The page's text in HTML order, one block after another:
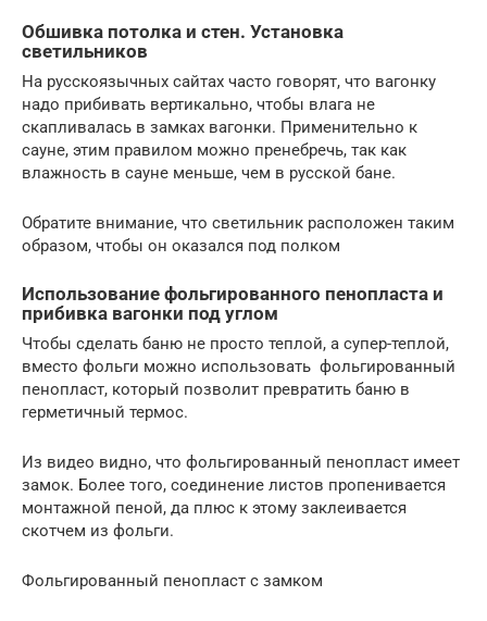
Обшивка потолка и стен. Установка
светильников
На русскоязычных сайтах часто говорят, что вагонку
надо прибивать вертикально, чтобы влага не
скапливалась в замках вагонки. Применительно к
сауне, этим правилом можно пренебречь, так как
влажность в сауне меньше, чем в русской бане.
Обратите внимание, что светильник расположен таким
образом, чтобы он оказался под полком
Использование фольгированного пенопласта и
прибивка вагонки под углом
Чтобы сделать баню не просто теплой, а супер-теплой,
вместо фольги можно использовать фольгированный
пенопласт, который позволит превратить баню в
герметичный термос.
Из видео видно, что фольгированный пенопласт имеет
замок. Более того, соединение листов пропенивается
монтажной пеной, да плюс к этому заклеивается
скотчем из фольги.
Фольгированный пенопласт с замком